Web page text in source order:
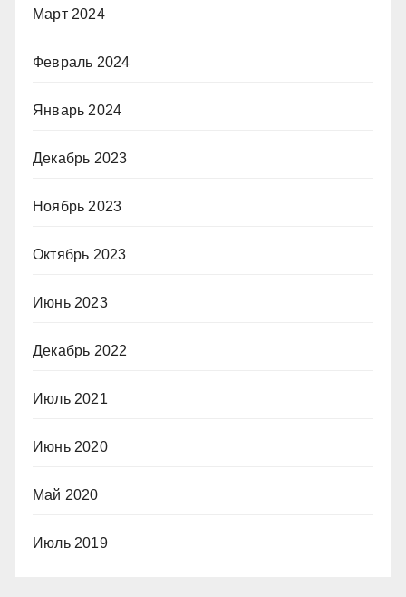
Март 2024
Февраль 2024
Январь 2024
Декабрь 2023
Ноябрь 2023
Октябрь 2023
Июнь 2023
Декабрь 2022
Июль 2021
Июнь 2020
Май 2020
Июль 2019